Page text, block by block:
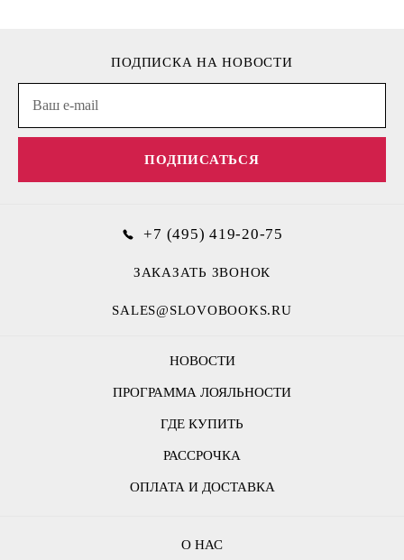
НОВОСТИ
ПРОГРАММА ЛОЯЛЬНОСТИ
ГДЕ КУПИТЬ
РАССРОЧКА
ОПЛАТА И ДОСТАВКА
ПОДПИСКА НА НОВОСТИ
ПОДПИСАТЬСЯ
О НАС
+7 (495) 419-20-75
ЗАКАЗАТЬ ЗВОНОК
SALES@SLOVOBOOKS.RU